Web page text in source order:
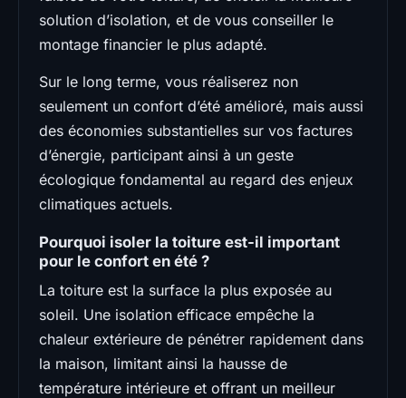
solution d’isolation, et de vous conseiller le
montage financier le plus adapté.
Sur le long terme, vous réaliserez non
seulement un confort d’été amélioré, mais aussi
des économies substantielles sur vos factures
d’énergie, participant ainsi à un geste
écologique fondamental au regard des enjeux
climatiques actuels.
Pourquoi isoler la toiture est-il important
pour le confort en été ?
La toiture est la surface la plus exposée au
soleil. Une isolation efficace empêche la
chaleur extérieure de pénétrer rapidement dans
la maison, limitant ainsi la hausse de
température intérieure et offrant un meilleur